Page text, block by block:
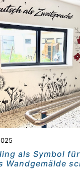
als Symbol
Wandgemälde